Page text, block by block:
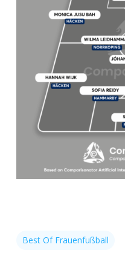
Best Of Frauenfußball